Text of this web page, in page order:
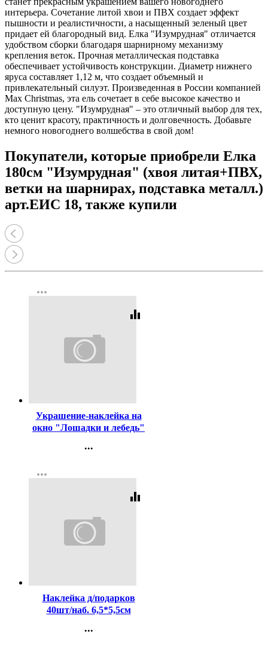
интерьера. Сочетание литой хвои и ПВХ создает эффект
пышности и реалистичности, а насыщенный зеленый цвет
придает ей благородный вид. Елка "Изумрудная" отличается
удобством сборки благодаря шарнирному механизму
крепления веток. Прочная металлическая подставка
обеспечивает устойчивость конструкции. Диаметр нижнего
яруса составляет 1,12 м, что создает объемный и
привлекательный силуэт. Произведенная в России компанией
Max Christmas, эта ель сочетает в себе высокое качество и
доступную цену. "Изумрудная" – это отличный выбор для тех,
кто ценит красоту, практичность и долговечность. Добавьте
немного новогоднего волшебства в свой дом!
Покупатели, которые приобрели Елка
180см "Изумрудная" (хвоя литая+ПВХ,
ветки на шарнирах, подставка металл.)
арт.ЕИС 18, также купили
more_horiz
equalizer
Украшение-наклейка на
окно "Лошадки и лебедь"
...
Регистрация
more_horiz
equalizer
Наклейка д/подарков
40шт/наб. 6,5*5,5см
...